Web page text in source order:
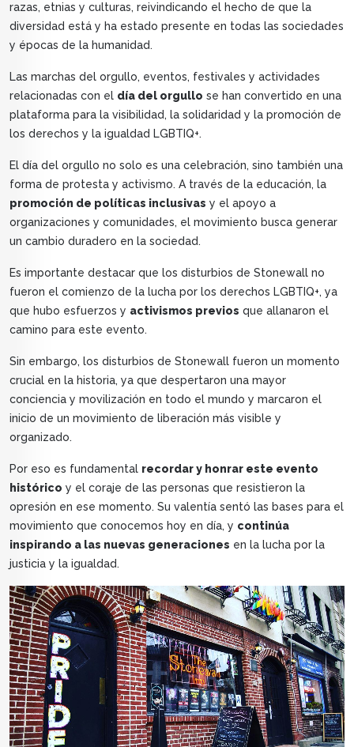
razas, etnias y culturas, reivindicando el hecho de que la
diversidad está y ha estado presente en todas las sociedades
y épocas de la humanidad.
Las marchas del orgullo, eventos, festivales y actividades
relacionadas con el día del orgullo se han convertido en una
plataforma para la visibilidad, la solidaridad y la promoción de
los derechos y la igualdad LGBTIQ+.
El día del orgullo no solo es una celebración, sino también una
forma de protesta y activismo. A través de la educación, la
promoción de políticas inclusivas y el apoyo a
organizaciones y comunidades, el movimiento busca generar
un cambio duradero en la sociedad.
Es importante destacar que los disturbios de Stonewall no
fueron el comienzo de la lucha por los derechos LGBTIQ+, ya
que hubo esfuerzos y activismos previos que allanaron el
camino para este evento.
Sin embargo, los disturbios de Stonewall fueron un momento
crucial en la historia, ya que despertaron una mayor
conciencia y movilización en todo el mundo y marcaron el
inicio de un movimiento de liberación más visible y
organizado.
Por eso es fundamental recordar y honrar este evento
histórico y el coraje de las personas que resistieron la
opresión en ese momento. Su valentía sentó las bases para el
movimiento que conocemos hoy en día, y continúa
inspirando a las nuevas generaciones en la lucha por la
justicia y la igualdad.